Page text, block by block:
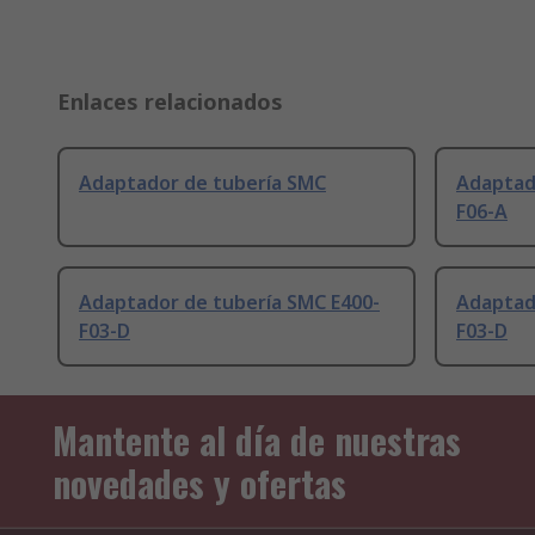
Enlaces relacionados
Adaptador de tubería SMC
F06-A
Adaptador de tubería SMC E400-
F03-D
F03-D
Mantente al día de nuestras
novedades y ofertas